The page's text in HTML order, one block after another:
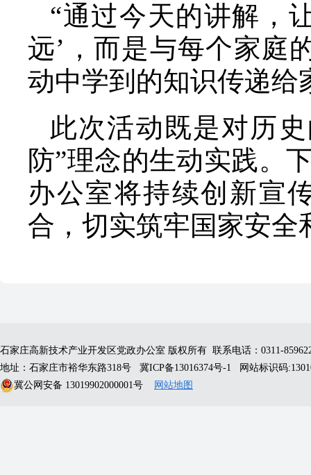
“通过今天的讲解，
远’，而是与每个家庭
动中学到的知识传递给
此次活动既是对历
防”理念的生动实践。
办公室将持续创新宣
合，切实筑牢国家安全